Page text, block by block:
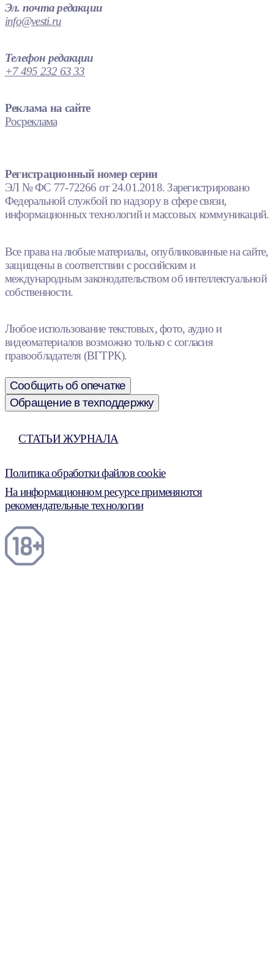
Эл. почта редакции
info@vesti.ru
Телефон редакции
+7 495 232 63 33
Реклама на сайте
Росреклама
Регистрационный номер серии
ЭЛ № ФС 77-72266 от 24.01.2018. Зарегистрировано
Федеральной службой по надзору в сфере связи,
информационных технологий и массовых коммуникаций.
Все права на любые материалы, опубликованные на сайте,
защищены в соответствии с российским и
международным законодательством об интеллектуальной
собственности.
Любое использование текстовых, фото, аудио и
видеоматериалов возможно только с согласия
правообладателя (ВГТРК).
Сообщить об опечатке
Обращение в техподдержку
СТАТЬИ ЖУРНАЛА
Политика обработки файлов cookie
На информационном ресурсе применяются
рекомендательные технологии